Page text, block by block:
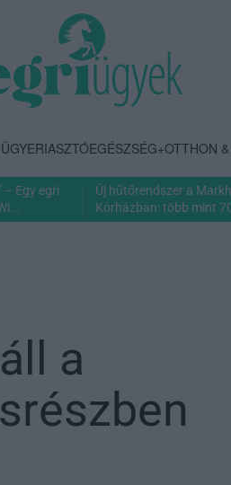
RIASZTÓEGÉSZSÉG+OTTHON
Egy egri
Új hűtőrendszer a
Kórházban: több mint
a